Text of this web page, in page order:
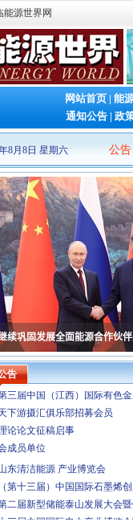
能源世界网
网站首页 | 能
通知公告 | 政
8月8日 星期六 公告
发展大会暨储能产业与
告
东清洁能源 产业博览会
第十三届）中国国际石墨烯
二届新型储能泰山发展大会
十三届中国国际电力产业博览
China电子工厂设施展
2026 第二十五届国际物联网
届广州军民两用油库技术装备
中国(上海)国际核能产业博览会
第八届民用航空发动机与燃气
九届(2026)国际太阳能光伏和
年国际气体产业链展览交易会
中国国际储能产业博览会
中国智慧能源大会暨展览会
中国国际工业废水处理与资源
三届中国（江西）国际有色
下游摄汇俱乐部招募会员
论论文征稿启事
成员单位
第十三届）中国国际石墨烯创
二届新型储能泰山发展大会
三届中国国际电力产业博览